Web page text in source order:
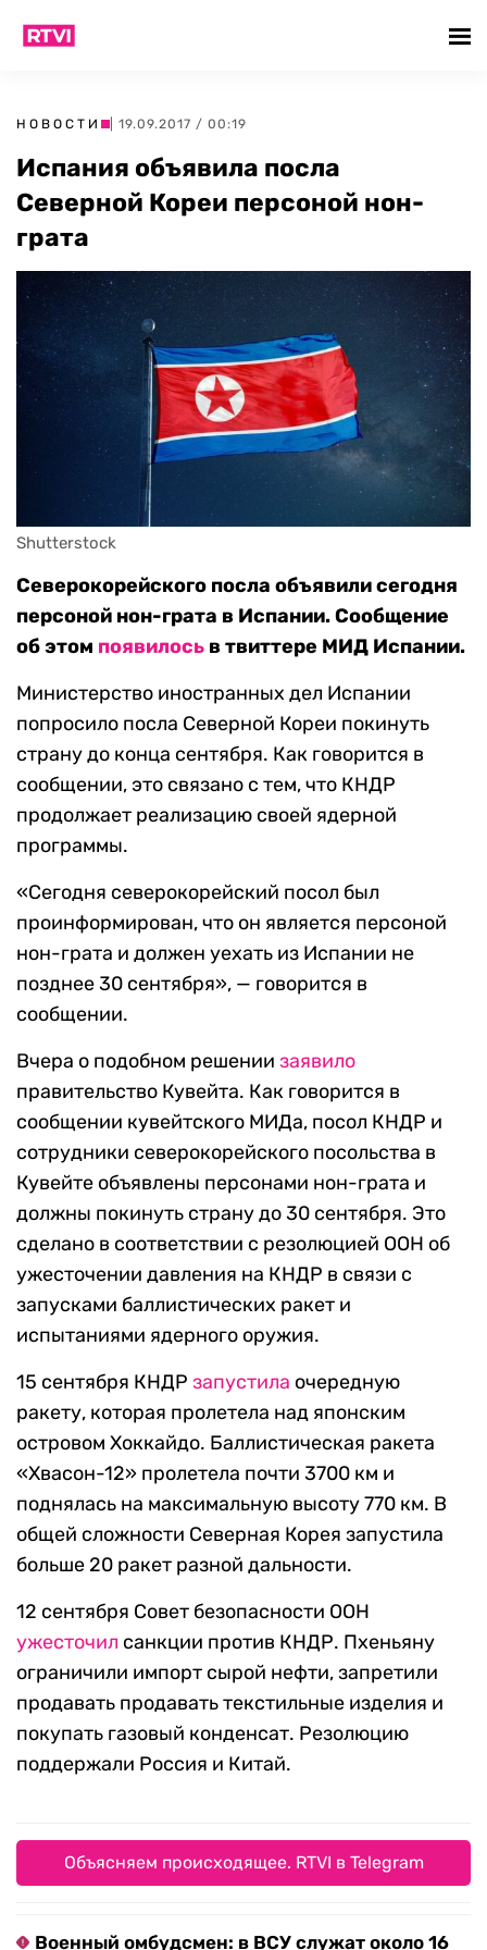
НОВОСТИ | 19.09.2017 / 00:19
Испания объявила посла
Северной Кореи персоной нон-
грата
Shutterstock
Северокорейского посла объявили сегодня
персоной нон-грата в Испании. Сообщение
об этом появилось в твиттере МИД Испании.
Министерство иностранных дел Испании
попросило посла Северной Кореи покинуть
страну до конца сентября. Как говорится в
сообщении, это связано с тем, что КНДР
продолжает реализацию своей ядерной
программы.
«Сегодня северокорейский посол был
проинформирован, что он является персоной
нон-грата и должен уехать из Испании не
позднее 30 сентября», — говорится в
сообщении.
Вчера о подобном решении заявило
правительство Кувейта. Как говорится в
сообщении кувейтского МИДа, посол КНДР и
сотрудники северокорейского посольства в
Кувейте объявлены персонами нон-грата и
должны покинуть страну до 30 сентября. Это
сделано в соответствии с резолюцией ООН об
ужесточении давления на КНДР в связи с
запусками баллистических ракет и
испытаниями ядерного оружия.
15 сентября КНДР запустила очередную
ракету, которая пролетела над японским
островом Хоккайдо. Баллистическая ракета
«Хвасон-12» пролетела почти 3700 км и
поднялась на максимальную высоту 770 км. В
общей сложности Северная Корея запустила
больше 20 ракет разной дальности.
12 сентября Совет безопасности ООН
ужесточил санкции против КНДР. Пхеньяну
ограничили импорт сырой нефти, запретили
продавать продавать текстильные изделия и
покупать газовый конденсат. Резолюцию
поддержали Россия и Китай.
Объясняем происходящее. RTVI в Telegram
Военный омбудсмен: в ВСУ служат около 16